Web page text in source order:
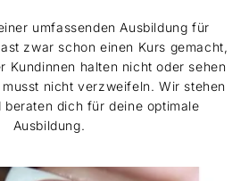
umfassenden Ausbildung für
zwar schon einen Kurs gemacht,
Kundinnen halten nicht oder sehen
nicht verzweifeln. Wir stehen
beraten dich für deine optimale
Ausbildung.